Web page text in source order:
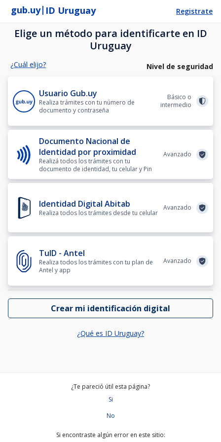
gub.uy| ID Uruguay Registrate
Elige un método para identificarte en ID
Uruguay
¿Cuál elijo? Nivel de seguridad
Usuario Gub.uy
Realiza trámites con tu número de
documento y contraseña
Básico o
intermedio
Documento Nacional de
Identidad por proximidad
Realizá todos los trámites con tu
documento de identidad, tu celular y Pin
Avanzado
Identidad Digital Abitab
Realiza todos los trámites desde tu celular
Avanzado
TuID - Antel
Realiza todos los trámites con tu plan de
Antel y app
Avanzado
Crear mi identificación digital
¿Qué es ID Uruguay?
¿Te pareció útil esta página?
Si
No
Si encontraste algún error en este sitio: